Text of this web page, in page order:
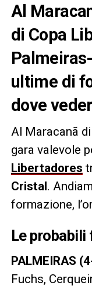
Al
di Copa
ultime di
dove
Al Maracanã
gara valevole
Libertadores
Cristal.
formazione,
Le
PALMEIRAS
Fuchs,